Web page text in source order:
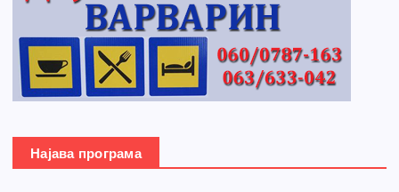
Најава програма